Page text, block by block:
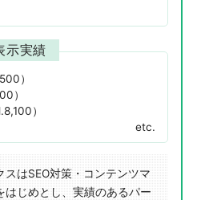
示実績
）
）
）
etc.
スはSEO対策・コンテンツマ
はじめとし、実績のあるパー